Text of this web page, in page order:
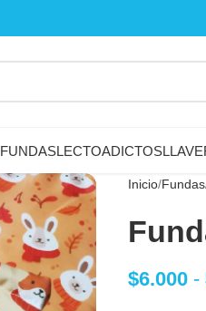
FUNDASLECTOADICTOS
Inicio Fundas
$6.000 -